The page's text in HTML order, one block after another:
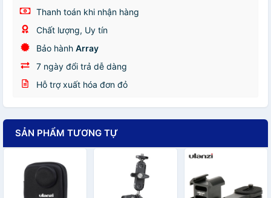
Thanh toán khi nhận hàng
Chất lượng, Uy tín
Bảo hành Array
7 ngày đổi trả dễ dàng
Hỗ trợ xuất hóa đơn đỏ
SẢN PHẨM TƯƠNG TỰ